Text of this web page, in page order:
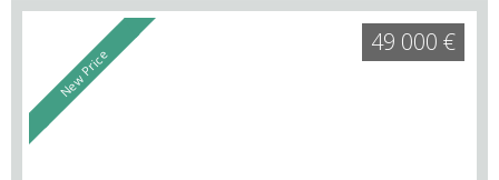
New Price
49 000 €